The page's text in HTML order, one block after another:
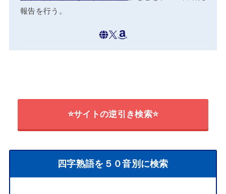
報告を行う。
⭐サイトの逆引き検索⭐
四字熟語を５０音別に検索